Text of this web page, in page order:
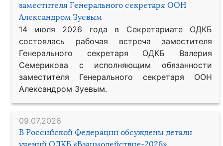
заместителя Генерального секретаря ООН
Александром Зуевым
14 июля 2026 года в Секретариате ОДКБ
состоялась рабочая встреча заместителя
Генерального секретаря ОДКБ Валерия
Семерикова с исполняющим обязанности
заместителя Генерального секретаря ООН
Александром Зуевым.
09.07.2026
В Российской Федерации обсуждены детали